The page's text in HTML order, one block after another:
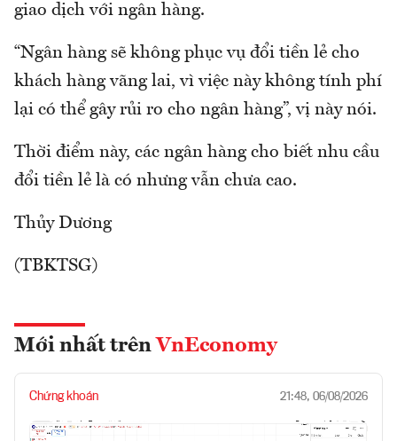
giao dịch với ngân hàng.
“Ngân hàng sẽ không phục vụ đổi tiền lẻ cho
khách hàng vãng lai, vì việc này không tính phí
lại có thể gây rủi ro cho ngân hàng”, vị này nói.
Thời điểm này, các ngân hàng cho biết nhu cầu
đổi tiền lẻ là có nhưng vẫn chưa cao.
Thủy Dương
(TBKTSG)
Mới nhất trên VnEconomy
Chứng khoán 21:48, 06/08/2026